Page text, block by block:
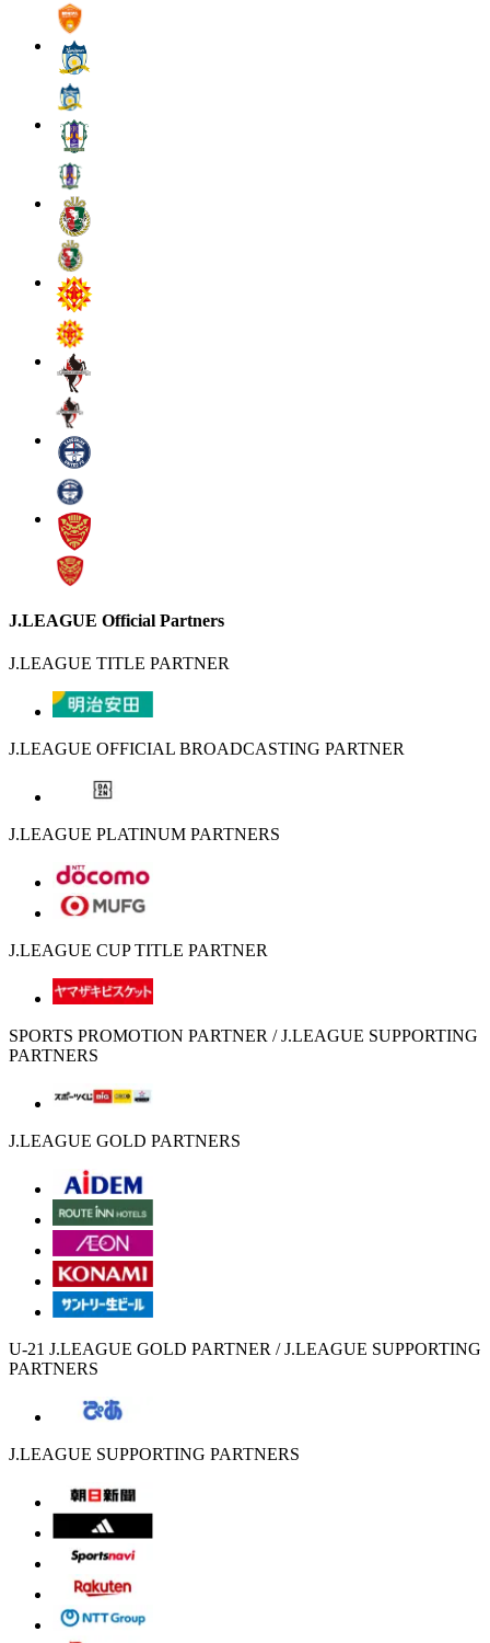
J.LEAGUE Official Partners
J.LEAGUE TITLE PARTNER
J.LEAGUE OFFICIAL BROADCASTING PARTNER
J.LEAGUE PLATINUM PARTNERS
J.LEAGUE CUP TITLE PARTNER
SPORTS PROMOTION PARTNER / J.LEAGUE SUPPORTING
PARTNERS
J.LEAGUE GOLD PARTNERS
U-21 J.LEAGUE GOLD PARTNER / J.LEAGUE SUPPORTING
PARTNERS
J.LEAGUE SUPPORTING PARTNERS